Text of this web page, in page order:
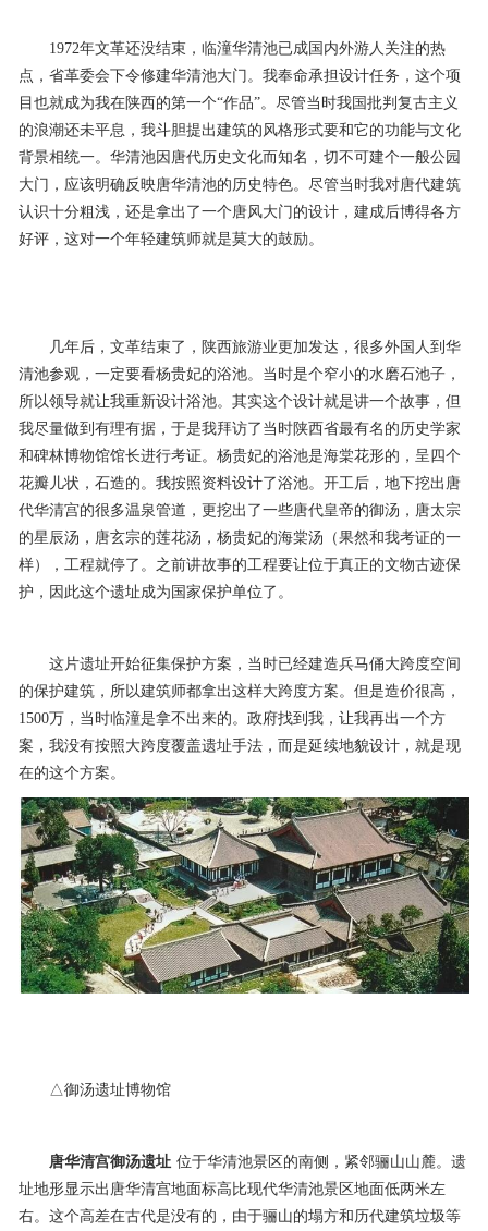
1972年文革还没结束，临潼华清池已成国内外游人关注的热
点，省革委会下令修建华清池大门。我奉命承担设计任务，这个项
目也就成为我在陕西的第一个“作品”。尽管当时我国批判复古主义
的浪潮还未平息，我斗胆提出建筑的风格形式要和它的功能与文化
背景相统一。华清池因唐代历史文化而知名，切不可建个一般公园
大门，应该明确反映唐华清池的历史特色。尽管当时我对唐代建筑
认识十分粗浅，还是拿出了一个唐风大门的设计，建成后博得各方
好评，这对一个年轻建筑师就是莫大的鼓励。
几年后，文革结束了，陕西旅游业更加发达，很多外国人到华
清池参观，一定要看杨贵妃的浴池。当时是个窄小的水磨石池子，
所以领导就让我重新设计浴池。其实这个设计就是讲一个故事，但
我尽量做到有理有据，于是我拜访了当时陕西省最有名的历史学家
和碑林博物馆馆长进行考证。杨贵妃的浴池是海棠花形的，呈四个
花瓣儿状，石造的。我按照资料设计了浴池。开工后，地下挖出唐
代华清宫的很多温泉管道，更挖出了一些唐代皇帝的御汤，唐太宗
的星辰汤，唐玄宗的莲花汤，杨贵妃的海棠汤（果然和我考证的一
样），工程就停了。之前讲故事的工程要让位于真正的文物古迹保
护，因此这个遗址成为国家保护单位了。
这片遗址开始征集保护方案，当时已经建造兵马俑大跨度空间
的保护建筑，所以建筑师都拿出这样大跨度方案。但是造价很高，
1500万，当时临潼是拿不出来的。政府找到我，让我再出一个方
案，我没有按照大跨度覆盖遗址手法，而是延续地貌设计，就是现
在的这个方案。
△御汤遗址博物馆
唐华清宫御汤遗址位于华清池景区的南侧，紧邻骊山山麓。遗
址地形显示出唐华清宫地面标高比现代华清池景区地面低两米左
右。这个高差在古代是没有的，由于骊山的塌方和历代建筑垃圾等